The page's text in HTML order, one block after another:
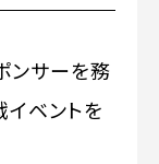
ンサーを務
ベントを